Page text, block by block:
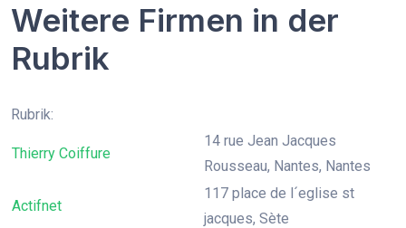
Weitere Firmen in der
Rubrik
Rubrik:
Thierry Coiffure
14 rue Jean Jacques
Rousseau, Nantes, Nantes
Actifnet
117 place de l´eglise st
jacques, Sète